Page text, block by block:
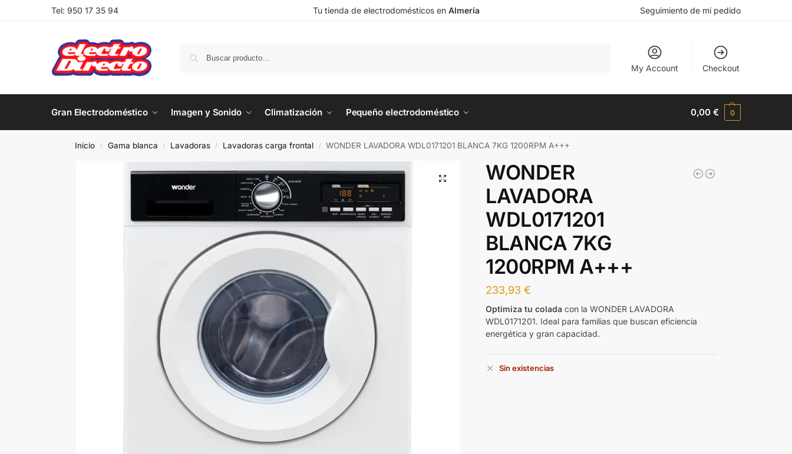
Tel: 950 17 35 94 Tu tienda de electrodomésticos en Almería Seguimiento de mi pedido
My Account Checkout
Gran Electrodoméstico Imagen y Sonido Climatización Pequeño electrodoméstico 0,00€ 0
Inicio / Gama blanca / Lavadoras / Lavadoras carga frontal / WONDER LAVADORA WDL0171201 BLANCA 7KG 1200RPM A+++
WONDER
LAVADORA
WDL0171201
BLANCA 7KG
1200RPM A+++
233,93€
Optimiza tu colada con la WONDER LAVADORA
WDL0171201. Ideal para familias que buscan eficiencia
energética y gran capacidad.
Sin existencias